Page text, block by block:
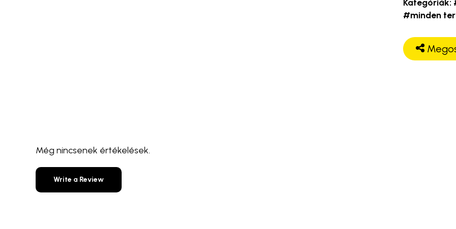
Kategóriák:
#minden
Még nincsenek értékelések.
Write a Review